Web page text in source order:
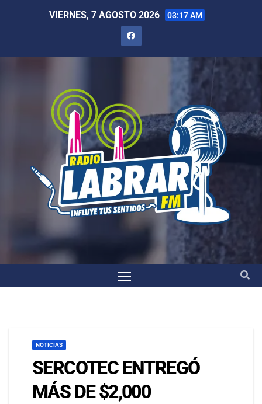
VIERNES, 7 AGOSTO 2026 03:17 AM
NOTICIAS
SERCOTEC ENTREGÓ
MÁS DE $2,000